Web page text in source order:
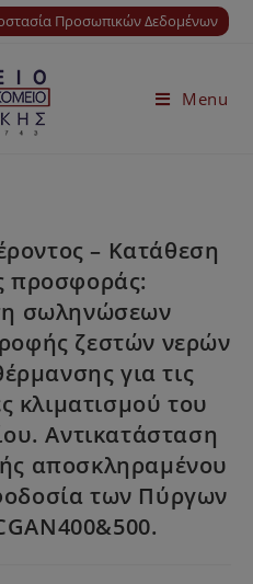
Προσωπικών Δεδομένων
Menu
– Κατάθεση
προσφοράς:
σωληνώσεων
ζεστών νερών
για τις
κλιματισμού του
Αντικατάσταση
αποσκληραμένου
των Πύργων